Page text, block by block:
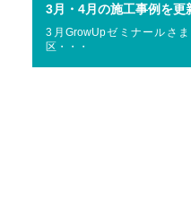
3月・4月の施工事例を更
3月GrowUpゼミナールさ
区・・・